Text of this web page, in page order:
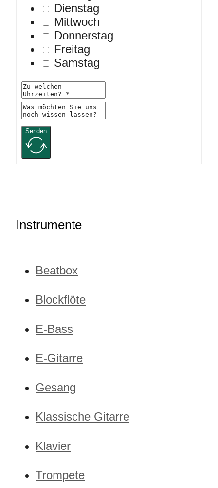
Dienstag
Mittwoch
Donnerstag
Freitag
Samstag
Senden
Instrumente
Beatbox
Blockflöte
E-Bass
E-Gitarre
Gesang
Klassische Gitarre
Klavier
Trompete